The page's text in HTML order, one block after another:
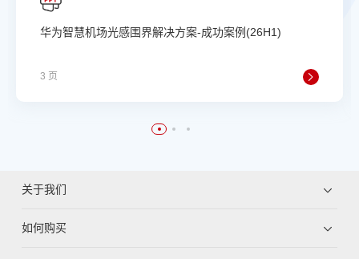
华为智慧机场光感围界解决方案-成功案例(26H1)
3 页
关于我们
如何购买